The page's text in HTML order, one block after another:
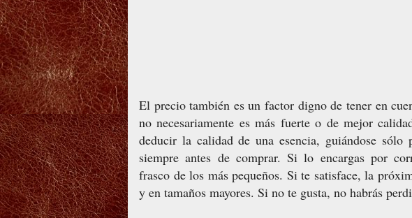
El precio también es un factor digno de tener en
no necesariamente es más fuerte o de mejor
deducir la calidad de una esencia, guiándose sólo
siempre antes de comprar. Si lo encargas por
frasco de los más pequeños. Si te satisface, la
y en tamaños mayores. Si no te gusta, no habrás